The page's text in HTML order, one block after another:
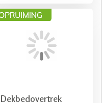
Dekbedovertrek